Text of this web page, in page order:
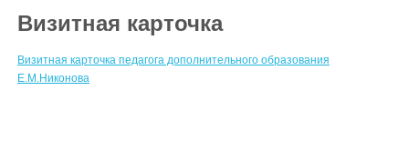
Визитная карточка
Визитная карточка педагога дополнительного образования
Е.М.Никонова